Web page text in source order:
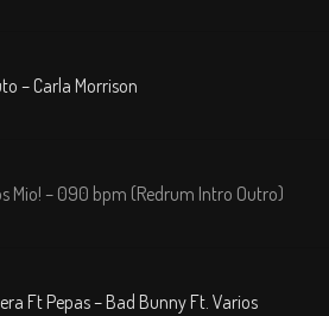
– Carla Morrison
Mio! – 090 bpm (Redrum Intro Outro)
Ft Pepas – Bad Bunny Ft. Varios